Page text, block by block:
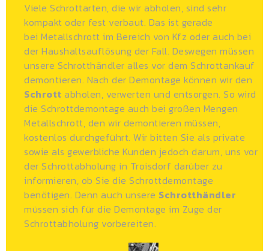
Viele Schrottarten, die wir abholen, sind sehr
kompakt oder fest verbaut. Das ist gerade
bei Metallschrott im Bereich von Kfz oder auch bei
der Haushaltsauflösung der Fall. Deswegen müssen
unsere Schrotthändler alles vor dem Schrottankauf
demontieren. Nach der Demontage können wir den
Schrott abholen, verwerten und entsorgen. So wird
die Schrottdemontage auch bei großen Mengen
Metallschrott, den wir demontieren müssen,
kostenlos durchgeführt. Wir bitten Sie als private
sowie als gewerbliche Kunden jedoch darum, uns vor
der Schrottabholung in Troisdorf darüber zu
informieren, ob Sie die Schrottdemontage
benötigen. Denn auch unsere Schrotthändler
müssen sich für die Demontage im Zuge der
Schrottabholung vorbereiten.